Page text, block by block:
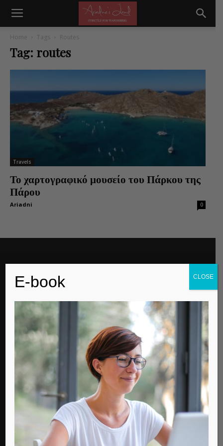
Home Tags Routes
Tag: routes
Travels
Το χαρτογραφικό μουσείο του Πάρκου της
Πάρου
Ariadni 0
Contemporary Life
Μισός αιώνας ζωής
Contemporary Life
Ποιον τύπο Λυκείου να επιλέξω;
Contemporary Life
POPULAR POSTS
E-book CLOSE